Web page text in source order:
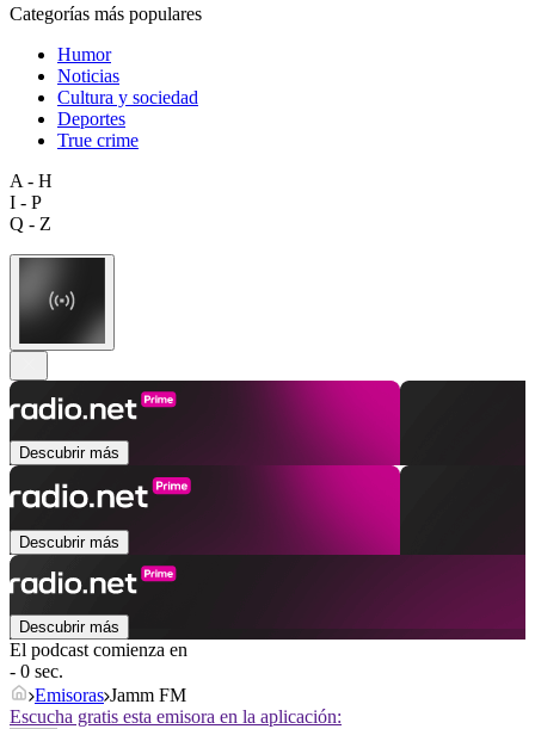
Categorías más populares
Humor
Noticias
Cultura y sociedad
Deportes
True crime
A - H
I - P
Q - Z
Descubrir más
Descubrir más
Descubrir más
El podcast comienza en
- 0 sec.
Emisoras Jamm FM
Escucha gratis esta emisora en la aplicación: